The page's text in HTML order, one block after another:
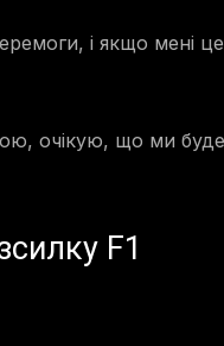
і якщо мені
очікую, що ми
F1